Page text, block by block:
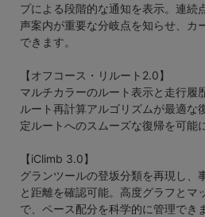
プによる段階的な通知を表示。連続
声案内が重要な分岐点を知らせ、カ
できます。
【オフコース・リルート2.0】
マルチカラーのルート表示と走行履
ルート再計算アルゴリズムが最適な
定ルートへのスムーズな復帰を可能
【iClimb 3.0】
グランツールの登坂分類を再現し、
と距離を確認可能。高度グラフとマ
で、ペース配分を科学的に管理でき